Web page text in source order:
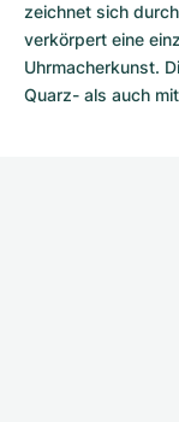
zeichnet sich
verkörpert eine
Uhrmacherkunst.
Quarz- als auch